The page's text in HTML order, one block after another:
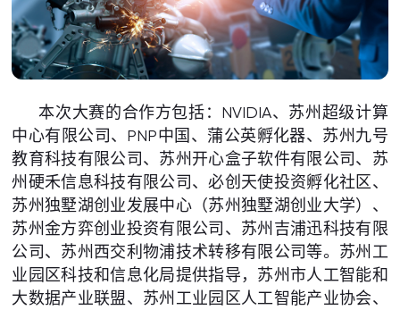
本次大赛的合作方包括：NVIDIA、苏州超级计算
中心有限公司、PNP中国、蒲公英孵化器、苏州九号
教育科技有限公司、苏州开心盒子软件有限公司、苏
州硬禾信息科技有限公司、必创天使投资孵化社区、
苏州独墅湖创业发展中心（苏州独墅湖创业大学）、
苏州金方弈创业投资有限公司、苏州吉浦迅科技有限
公司、苏州西交利物浦技术转移有限公司等。苏州工
业园区科技和信息化局提供指导，苏州市人工智能和
大数据产业联盟、苏州工业园区人工智能产业协会、